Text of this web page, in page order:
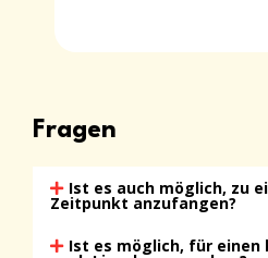
Fragen
Ist es auch möglich, zu
Zeitpunkt anzufangen?
Ist es möglich, für